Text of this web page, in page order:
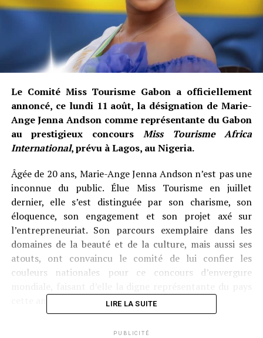
Le Comité Miss Tourisme Gabon a officiellement
annoncé, ce lundi 11 août, la désignation de Marie-
Ange Jenna Andson comme représentante du Gabon
au prestigieux concours Miss Tourisme Africa
International, prévu à Lagos, au Nigeria.
Âgée de 20 ans, Marie-Ange Jenna Andson n’est pas une
inconnue du public. Élue Miss Tourisme en juillet
dernier, elle s’est distinguée par son charisme, son
éloquence, son engagement et son projet axé sur
l’entrepreneuriat. Son parcours exemplaire dans les
domaines de la beauté et de la culture, mais aussi ses
atouts, ont convaincu le comité de lui confier les
couleurs nationales pour ce concours d’envergure
LIRE LA SUITE
PUBLICITÉ